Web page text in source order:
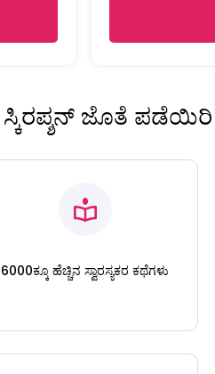
ಜೊತೆ ಪಡೆಯಿರಿ
6000ಕ್ಕೂ ಹೆಚ್ಚಿನ ಸ್ವಾರಸ್ಯಕರ ಕಥೆಗಳು